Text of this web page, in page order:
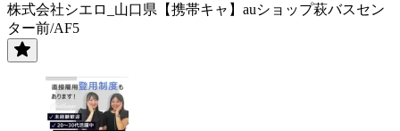
株式会社シエロ_山口県【携帯キャ】auショップ萩バスセン
ター前/AF5